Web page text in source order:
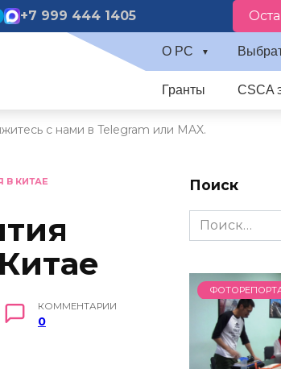
+7 999 444 1405
О PC
Гранты CSCA
с нами в Telegram или MAX.
В КИТАЕ
КОММЕНТАРИИ
0
Поиск
Search
for: